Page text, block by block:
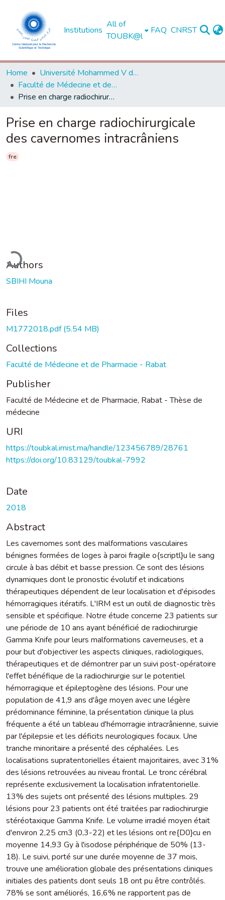
Institutions
All of
TOUBK@l
FAQ CNRST
Home
Université Mohammed V de Rabat
Faculté de Médecine et de Pharmacie - Rabat
Prise en charge radiochirurgicale des cavernomes intracrâniens
Prise en charge radiochirurgicale
des cavernomes intracrâniens
fre
Loading...
Authors
SBIHI Mouna
Files
M1772018.pdf(5.54 MB)
Collections
Faculté de Médecine et de Pharmacie - Rabat
Publisher
Faculté de Médecine et de Pharmacie, Rabat - Thèse de
médecine
URI
https://toubkal.imist.ma/handle/123456789/28761
https://doi.org/10.83129/toubkal-7992
Date
2018
Abstract
Les cavernomes sont des malformations vasculaires
bénignes formées de loges à paroi fragile o{scriptl}u le sang
circule à bas débit et basse pression. Ce sont des lésions
dynamiques dont le pronostic évolutif et indications
thérapeutiques dépendent de leur localisation et d'épisodes
hémorragiques itératifs. L'IRM est un outil de diagnostic très
sensible et spécifique. Notre étude concerne 23 patients sur
une période de 10 ans ayant bénéficié de radiochirurgie
Gamma Knife pour leurs malformations caverneuses, et a
pour but d'objectiver les aspects cliniques, radiologiques,
thérapeutiques et de démontrer par un suivi post-opératoire
l'effet bénéfique de la radiochirurgie sur le potentiel
hémorragique et épileptogène des lésions. Pour une
population de 41,9 ans d'âge moyen avec une légère
prédominance féminine, la présentation clinique la plus
fréquente a été un tableau d'hémorragie intracrânienne, suivie
par l'épilepsie et les déficits neurologiques focaux. Une
tranche minoritaire a présenté des céphalées. Les
localisations supratentorielles étaient majoritaires, avec 31%
des lésions retrouvées au niveau frontal. Le tronc cérébral
représente exclusivement la localisation infratentorielle.
13% des sujets ont présenté des lésions multiples. 29
lésions pour 23 patients ont été traitées par radiochirurgie
stéréotaxique Gamma Knife. Le volume irradié moyen était
d'environ 2,25 cm3 (0,3-22) et les lésions ont re{D0}cu en
moyenne 14,93 Gy à l'isodose périphérique de 50% (13-
18). Le suivi, porté sur une durée moyenne de 37 mois,
trouve une amélioration globale des présentations cliniques
initiales des patients dont seuls 18 ont pu être contrôlés.
78% se sont améliorés, 16,6% ne rapportent pas de